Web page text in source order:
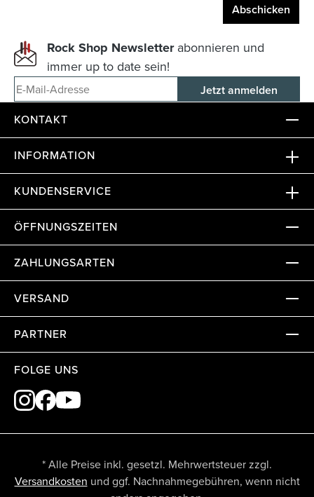
Abschicken
Rock Shop Newsletterabonnieren und
immer up to date sein!
E-Mail-Adresse
KONTAKT
INFORMATION
KUNDENSERVICE
ÖFFNUNGSZEITEN
ZAHLUNGSARTEN
VERSAND
PARTNER
FOLGE UNS
* Alle Preise inkl. gesetzl. Mehrwertsteuer zzgl.
Versandkosten und ggf. Nachnahmegebühren, wenn nicht